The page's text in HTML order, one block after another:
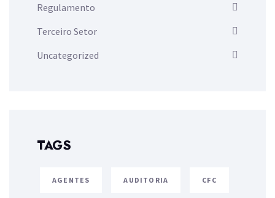
Regulamento
Terceiro Setor
Uncategorized
TAGS
AGENTES AUDITORIA CFC